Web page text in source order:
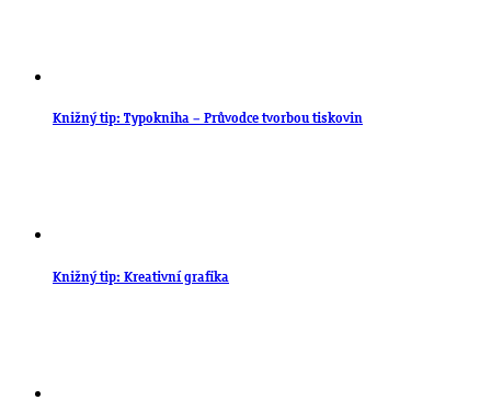
Knižný tip: Typokniha – Průvodce tvorbou tiskovin
Knižný tip: Kreativní grafika